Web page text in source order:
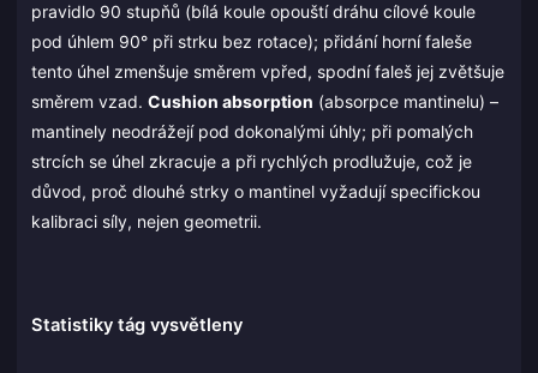
pravidlo 90 stupňů (bílá koule opouští dráhu cílové koule
pod úhlem 90° při strku bez rotace); přidání horní faleše
tento úhel zmenšuje směrem vpřed, spodní faleš jej zvětšuje
směrem vzad. Cushion absorption (absorpce mantinelu) –
mantinely neodrážejí pod dokonalými úhly; při pomalých
strcích se úhel zkracuje a při rychlých prodlužuje, což je
důvod, proč dlouhé strky o mantinel vyžadují specifickou
kalibraci síly, nejen geometrii.
Statistiky tág vysvětleny